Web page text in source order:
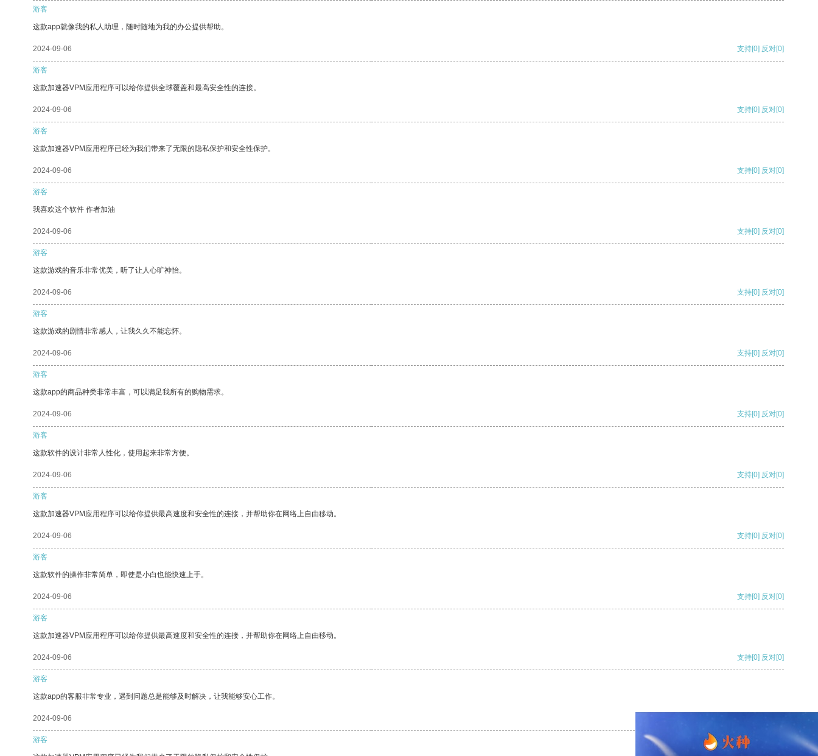
游客
这款app就像我的私人助理，随时随地为我的办公提供帮助。
2024-09-06 支持[0] 反对[0]
游客
这款加速器VPM应用程序可以给你提供全球覆盖和最高安全性的连接。
2024-09-06 支持[0] 反对[0]
游客
这款加速器VPM应用程序已经为我们带来了无限的隐私保护和安全性保护。
2024-09-06 支持[0] 反对[0]
游客
我喜欢这个软件 作者加油
2024-09-06 支持[0] 反对[0]
游客
这款游戏的音乐非常优美，听了让人心旷神怡。
2024-09-06 支持[0] 反对[0]
游客
这款游戏的剧情非常感人，让我久久不能忘怀。
2024-09-06 支持[0] 反对[0]
游客
这款app的商品种类非常丰富，可以满足我所有的购物需求。
2024-09-06 支持[0] 反对[0]
游客
这款软件的设计非常人性化，使用起来非常方便。
2024-09-06 支持[0] 反对[0]
游客
这款加速器VPM应用程序可以给你提供最高速度和安全性的连接，并帮助你在网络上自由移动。
2024-09-06 支持[0] 反对[0]
游客
这款软件的操作非常简单，即使是小白也能快速上手。
2024-09-06 支持[0] 反对[0]
游客
这款加速器VPM应用程序可以给你提供最高速度和安全性的连接，并帮助你在网络上自由移动。
2024-09-06 支持[0] 反对[0]
游客
这款app的客服非常专业，遇到问题总是能够及时解决，让我能够安心工作。
2024-09-06
游客